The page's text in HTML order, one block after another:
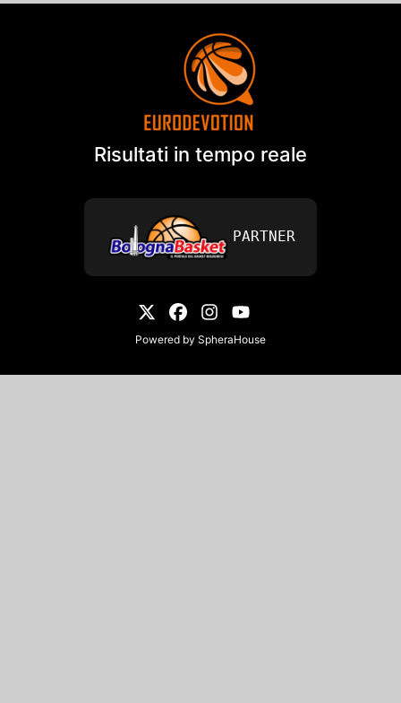
Risultati in tempo reale
PARTNER
Powered by SpheraHouse